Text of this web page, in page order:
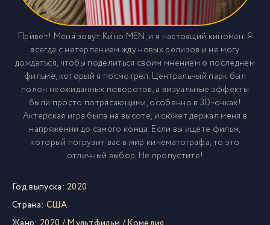
Привет! Меня зовут Кино MEN, и я настоящий киноман. Я
всегда с нетерпением жду новых релизов и не могу
дождаться, чтобы поделиться своим мнением о последнем
фильме, который я посмотрел. Центральный парк был
полон неожиданных поворотов, а визуальные эффекты
были просто потрясающими, особенно в 3D-очках!
Актерская игра была на высоте, и сюжет держал меня в
напряжении до самого конца. Если вы ищете фильм,
который погрузит вас в мир кинематографа, то это
отличный выбор. Не пропустите!
Год выпуска: 2020
Страна: США